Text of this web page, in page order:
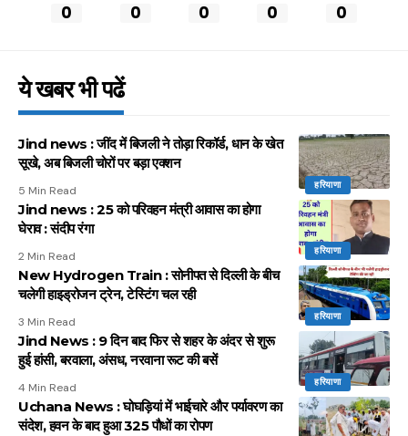
0 0 0 0 0
ये खबर भी पढें
हरियाणा
Jind news : जींद में बिजली ने तोड़ा रिकॉर्ड, धान के खेत
सूखे, अब बिजली चोरों पर बड़ा एक्शन
5 Min Read
हरियाणा
Jind news : 25 को परिवहन मंत्री आवास का होगा
घेराव : संदीप रंगा
2 Min Read
हरियाणा
New Hydrogen Train : सोनीपत से दिल्ली के बीच
चलेगी हाइड्रोजन ट्रेन, टेस्टिंग चल रही
3 Min Read
हरियाणा
Jind News : 9 दिन बाद फिर से शहर के अंदर से शुरू
हुई हांसी, बरवाला, अंसध, नरवाना रूट की बसें
4 Min Read
Uchana News : घोघड़ियां में भाईचारे और पर्यावरण का
संदेश, हवन के बाद हुआ 325 पौधों का रोपण